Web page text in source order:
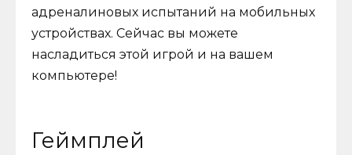
адреналиновых испытаний на мобильных
устройствах. Сейчас вы можете
насладиться этой игрой и на вашем
компьютере!
Геймплей